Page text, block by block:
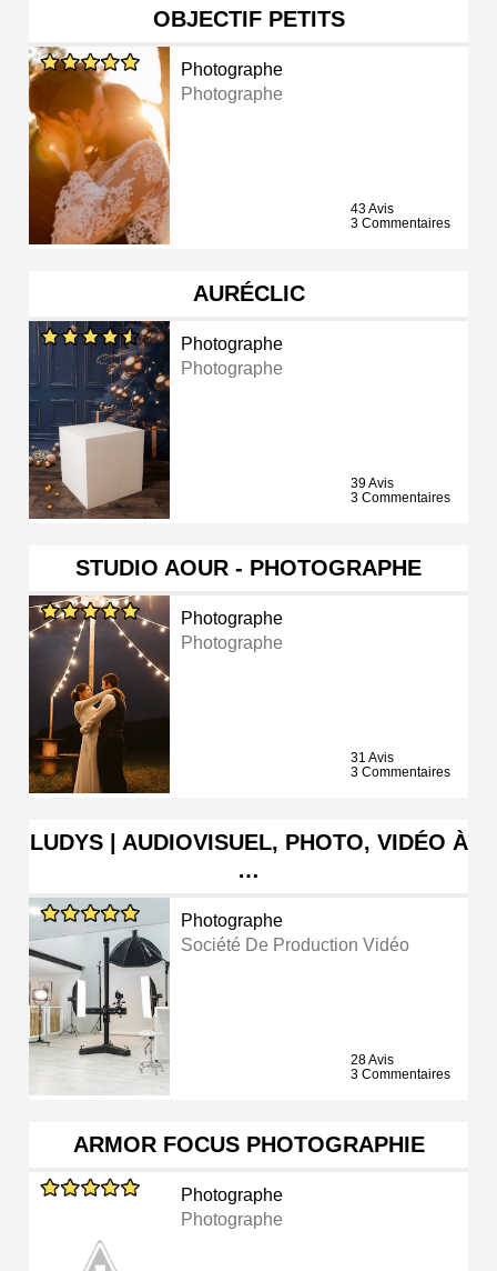
OBJECTIF PETITS
Photographe
Photographe
43 Avis
3 Commentaires
AURÉCLIC
Photographe
Photographe
39 Avis
3 Commentaires
STUDIO AOUR - PHOTOGRAPHE
Photographe
Photographe
31 Avis
3 Commentaires
LUDYS | AUDIOVISUEL, PHOTO, VIDÉO À
…
Photographe
Société De Production Vidéo
28 Avis
3 Commentaires
ARMOR FOCUS PHOTOGRAPHIE
Photographe
Photographe